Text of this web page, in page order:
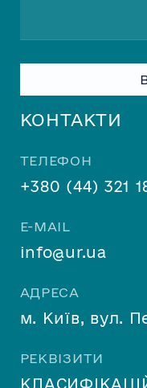
КОНТАКТИ
ТЕЛЕФОН
+380 (44) 321
E-MAIL
info@ur.ua
АДРЕСА
м. Київ, вул.
РЕКВІЗИТИ
field